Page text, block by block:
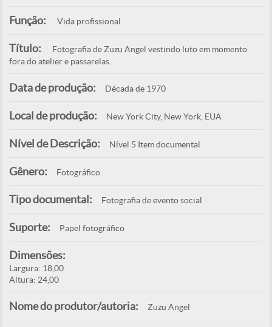
Função: Vida profissional
Título:
Fotografia de Zuzu Angel vestindo luto em momento
fora do atelier e passarelas.
Data de produção: Década de 1970
Local de produção: New York City, New York, EUA
Nível de Descrição: Nível 5 Item documental
Gênero: Fotográfico
Tipo documental: Fotografia de evento social
Suporte: Papel fotográfico
Dimensões:
Largura: 18,00
Altura: 24,00
Nome do produtor/autoria: Zuzu Angel